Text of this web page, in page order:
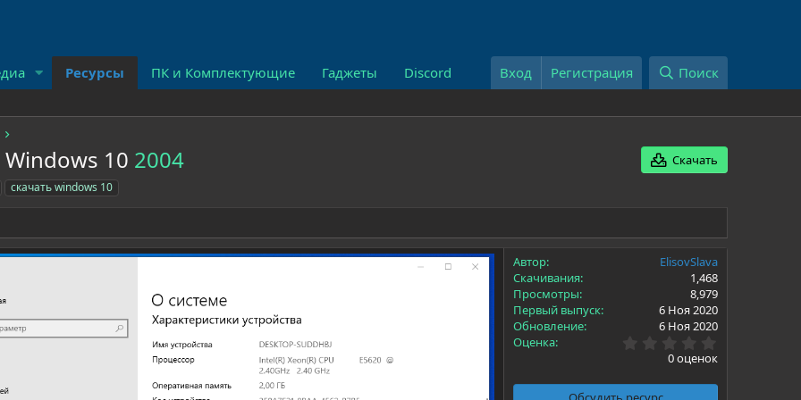
Ресурсы ПК и Комплектующие Гаджеты Discord Вход Регистрация Поиск
10 2004
Скачать
скачать windows 10
Автор
ElisovSlava
Скачивания
1,468
Просмотры
8,979
Первый выпуск
6 Ноя 2020
Обновление
6 Ноя 2020
Оценка
.
0
0
0 оценок